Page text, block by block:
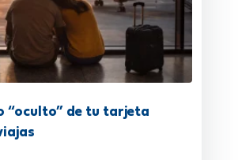
“oculto” de tu tarjeta